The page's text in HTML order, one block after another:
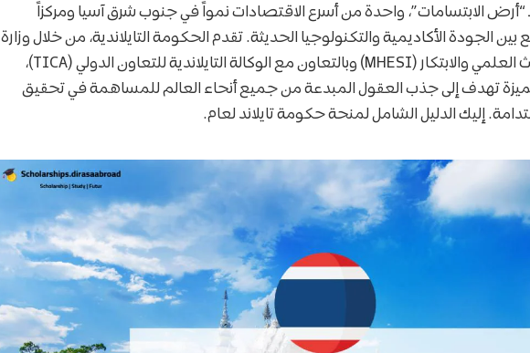
بـ “أرض الابتسامات”، واحدة من أسرع الاقتصادات نمواً في جنوب شرق آسيا ومركزاً
الجودة الأكاديمية والتكنولوجيا الحديثة. تقدم الحكومة التايلاندية، من خلال وزارة
التعليم العالي والبحث العلمي والابتكار (MHESI) وبالتعاون مع الوكالة التايلاندية للتعاون الدولي (TICA)،
تهدف إلى جذب العقول المبدعة من جميع أنحاء العالم للمساهمة في تحقيق
إليك الدليل الشامل لمنحة حكومة تايلاند لعام.